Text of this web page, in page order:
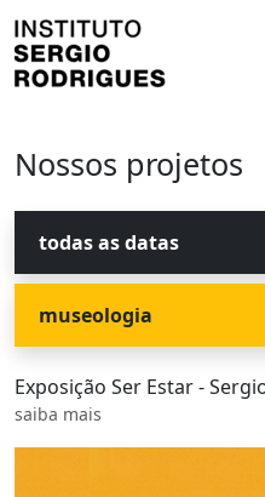
Nossos projetos
todas as datas
museologia
Exposição Ser Estar -
saiba mais